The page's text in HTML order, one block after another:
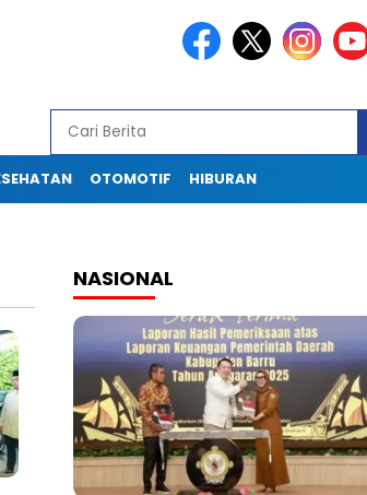
OTOMOTIF HIBURAN
NASIONAL